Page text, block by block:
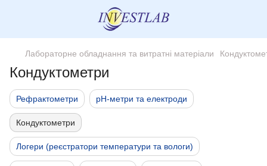
Лабораторне обладнання та витратні матеріали
Кондуктометри
Рефрактометри pH-метри та електроди
Кондуктометри
Логери (реєстратори температури та вологи)